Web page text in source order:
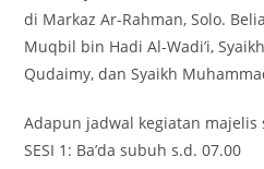
di Markaz Ar-Rahman, Solo.
Muqbil bin Hadi Al-Wadi’i,
Qudaimy, dan Syaikh
Adapun jadwal kegiatan majelis
SESI 1: Ba’da subuh s.d. 07.00